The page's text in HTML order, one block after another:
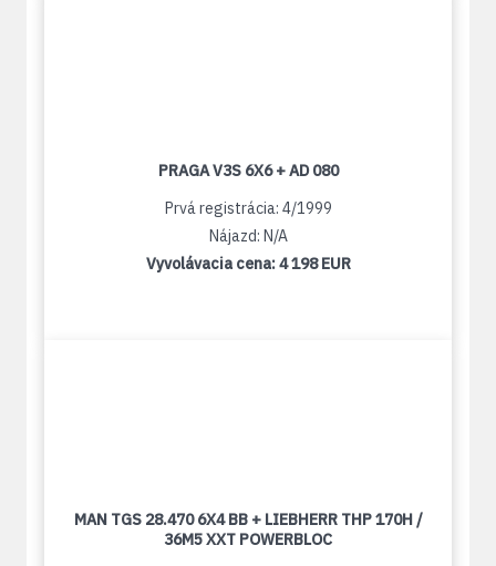
PRAGA V3S 6X6 + AD 080
Prvá registrácia: 4/1999
Nájazd: N/A
Vyvolávacia cena:4 198 EUR
MAN TGS 28.470 6X4 BB + LIEBHERR THP 170H /
36M5 XXT POWERBLOC